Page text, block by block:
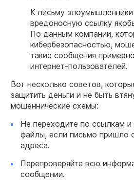
К письму злоумышленники
вредоносную ссылку
По данным компании,
кибербезопасностью,
такие сообщения
интернет-пользователей.
Вот несколько советов,
защитить деньги и не быть
мошеннические схемы:
Не переходите по ссылкам и
файлы, если письмо пришло
адреса.
Перепроверяйте всю
сообщении.